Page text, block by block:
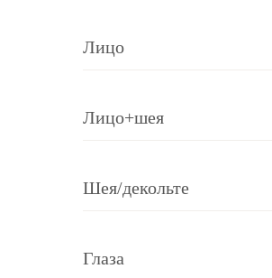
Лицо
Лицо+шея
Шея/декольте
Глаза